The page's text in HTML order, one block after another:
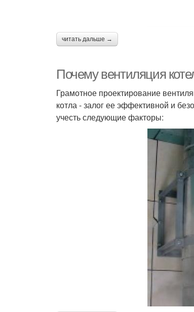
читать дальше →
Почему вентиляция
Грамотное проектирование
котла - залог ее эффективной и
учесть следующие факторы: